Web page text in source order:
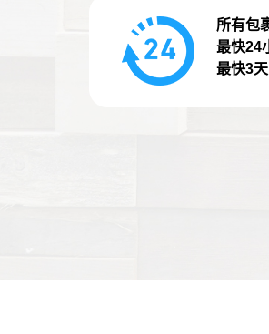
所有包
最快24
最快3天